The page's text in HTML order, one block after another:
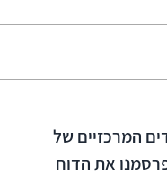
המרכזיים של
כידוע, באוקטובר 2021, פרסמנו את הדוח